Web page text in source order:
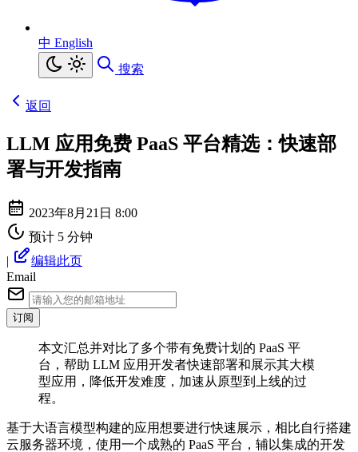
中 English
搜索
返回
LLM 应用免费 PaaS 平台精选：快速部
署与开发指南
2023年8月21日 8:00
预计 5 分钟
|
编辑此页
Email
订阅
本文汇总并对比了多个带有免费计划的 PaaS 平
台，帮助 LLM 应用开发者快速部署和展示其大模
型应用，降低开发难度，加速从原型到上线的过
程。
基于大语言模型构建的应用想要进行快速展示，相比自行搭建
云服务器环境，使用一个成熟的 PaaS 平台，辅以集成的开发